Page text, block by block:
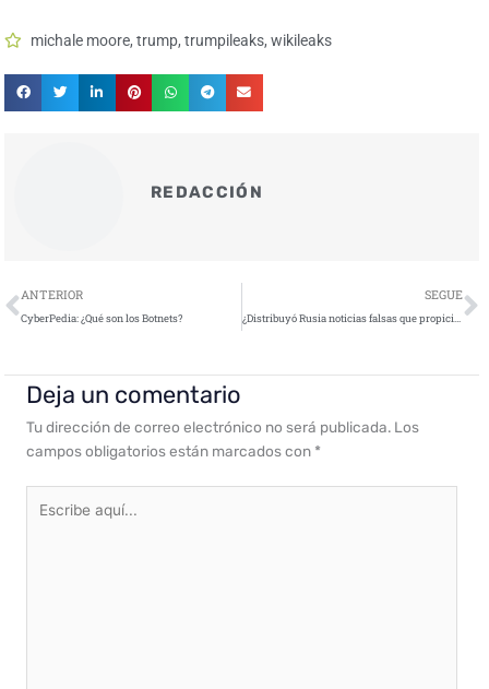
michale moore,trump,trumpileaks,wikileaks
REDACCIÓN
Ant
ANTERIOR
CyberPedia: ¿Qué son los Botnets?
SEGUE
¿Distribuyó Rusia noticias falsas que propiciaron la crisis de Qatar?
Deja un comentario
Tu dirección de correo electrónico no será publicada. Los
campos obligatorios están marcados con *
aquí...